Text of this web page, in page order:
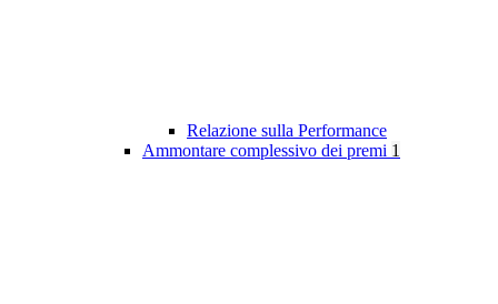
Relazione sulla Performance
Ammontare complessivo dei premi 1